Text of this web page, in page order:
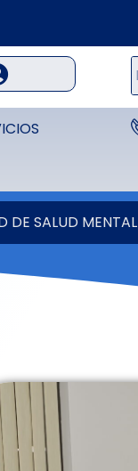
DE SALUD MENTAL